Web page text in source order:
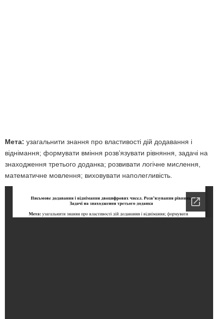
Мета: узагальнити знання про властивості дій додавання і
віднімання; формувати вміння розв’язувати рівняння, задачі на
знаходження третього доданка; розвивати логічне мислення,
математичне мовлення; виховувати наполегливість.